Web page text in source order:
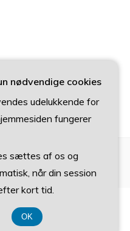
nødvendige cookies
udelukkende for
fungerer
sættes af os og
når din session
kort tid.
OK